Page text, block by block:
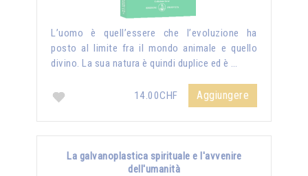
L’uomo è quell’essere che l’evoluzione ha
posto al limite fra il mondo animale e quello
divino. La sua natura è quindi duplice ed è …
14.00CHF Aggiungere
La galvanoplastica spirituale e l'avvenire
dell'umanità